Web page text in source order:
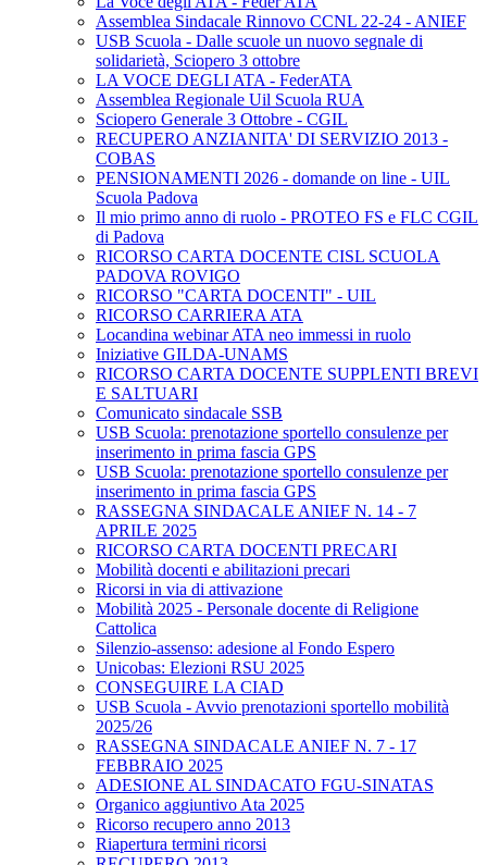
Assemblea Sindacale Rinnovo CCNL 22-24 - ANIEF
USB Scuola - Dalle scuole un nuovo segnale di
solidarietà, Sciopero 3 ottobre
LA VOCE DEGLI ATA - FederATA
Assemblea Regionale Uil Scuola RUA
Sciopero Generale 3 Ottobre - CGIL
RECUPERO ANZIANITA' DI SERVIZIO 2013 -
COBAS
PENSIONAMENTI 2026 - domande on line - UIL
Scuola Padova
Il mio primo anno di ruolo - PROTEO FS e FLC CGIL
di Padova
RICORSO CARTA DOCENTE CISL SCUOLA
PADOVA ROVIGO
RICORSO "CARTA DOCENTI" - UIL
RICORSO CARRIERA ATA
Locandina webinar ATA neo immessi in ruolo
Iniziative GILDA-UNAMS
RICORSO CARTA DOCENTE SUPPLENTI BREVI
E SALTUARI
Comunicato sindacale SSB
USB Scuola: prenotazione sportello consulenze per
inserimento in prima fascia GPS
USB Scuola: prenotazione sportello consulenze per
inserimento in prima fascia GPS
RASSEGNA SINDACALE ANIEF N. 14 - 7
APRILE 2025
RICORSO CARTA DOCENTI PRECARI
Mobilità docenti e abilitazioni precari
Ricorsi in via di attivazione
Mobilità 2025 - Personale docente di Religione
Cattolica
Silenzio-assenso: adesione al Fondo Espero
Unicobas: Elezioni RSU 2025
CONSEGUIRE LA CIAD
USB Scuola - Avvio prenotazioni sportello mobilità
2025/26
RASSEGNA SINDACALE ANIEF N. 7 - 17
FEBBRAIO 2025
ADESIONE AL SINDACATO FGU-SINATAS
Organico aggiuntivo Ata 2025
Ricorso recupero anno 2013
Riapertura termini ricorsi